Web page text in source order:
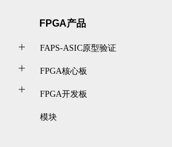
ꄶ
ꄶ
ꄶ
FPGA产品
FAPS-ASIC原型验证
FPGA核心板
FPGA开发板
模块